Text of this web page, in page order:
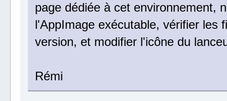
page dédiée à cet environnement,
l'AppImage exécutable, vérifier les
version, et modifier l'icône du
Rémi